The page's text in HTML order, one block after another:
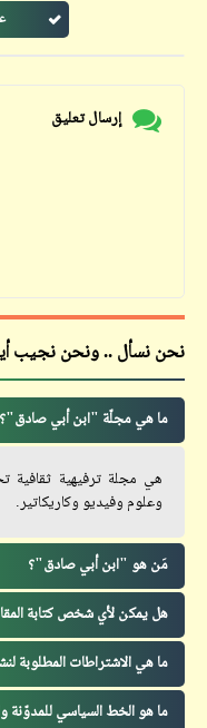
إرسال تعليق
نحن نسأل .. ونحن نجيب
ما هي مجلّة "ابن أبي صادق"؟
هي مجلة ترفيهية ثقافية
وعلوم وفيديو وكاريكاتير.
مَن هو "ابن أبي صادق"؟
هل يمكن لأي شخص كتابة
ما هي الاشتراطات المطلوبة
ما هو الخط السياسي للمدوّنة